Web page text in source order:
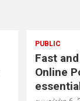
PUBLIC
Fast
Online